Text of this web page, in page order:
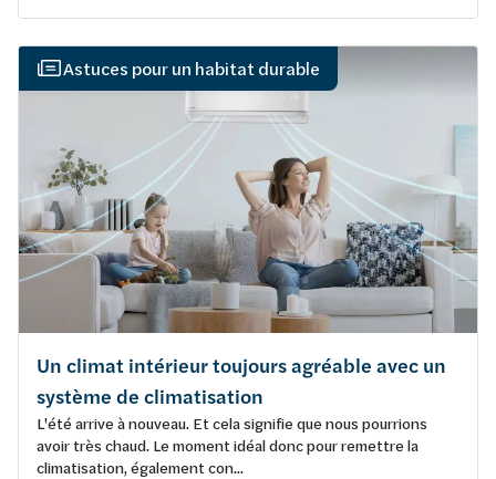
Astuces pour un habitat durable
Un climat intérieur toujours agréable avec un
système de climatisation
L'été arrive à nouveau. Et cela signifie que nous pourrions
avoir très chaud. Le moment idéal donc pour remettre la
climatisation, également con...